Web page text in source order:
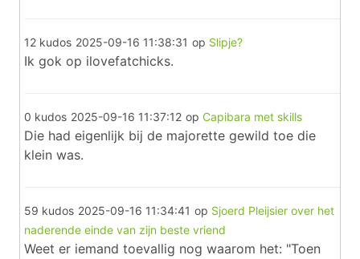
12 kudos 2025-09-16 11:38:31 op Slipje?
Ik gok op ilovefatchicks.
0 kudos 2025-09-16 11:37:12 op Capibara met skills
Die had eigenlijk bij de majorette gewild toe die
klein was.
59 kudos 2025-09-16 11:34:41 op Sjoerd Pleijsier over het
naderende einde van zijn beste vriend
Weet er iemand toevallig nog waarom het: "Toen